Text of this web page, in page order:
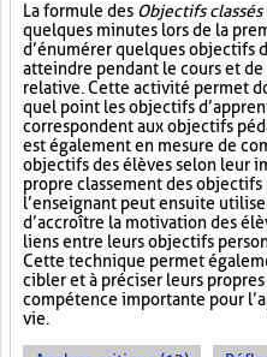
La formule des Objectifs classés
quelques minutes lors de la
d’énumérer quelques objectifs
atteindre pendant le cours et de
relative. Cette activité permet
quel point les objectifs
correspondent aux objectifs
est également en mesure de
objectifs des élèves selon leur
propre classement des objectifs
l’enseignant peut ensuite
d’accroître la motivation des
liens entre leurs objectifs
Cette technique permet
cibler et à préciser leurs
compétence importante pour
vie.